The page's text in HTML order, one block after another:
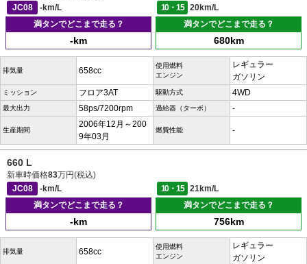
JC08
-km/L 10・15
20km/L
満タンでどこまで走る？
-km
満タンでどこまで走る？
680km
排気量 658cc
使用燃料
エンジン
レギュラー
ガソリン
ミッション フロア3AT 駆動方式 4WD
最大出力 58ps/7200rpm 過給器（ターボ） -
生産期間
2006年12月～200
9年03月
燃費性能 -
660 L
新車時価格83万円(税込)
JC08
-km/L 10・15
21km/L
満タンでどこまで走る？
-km
満タンでどこまで走る？
756km
排気量 658cc
使用燃料
エンジン
レギュラー
ガソリン